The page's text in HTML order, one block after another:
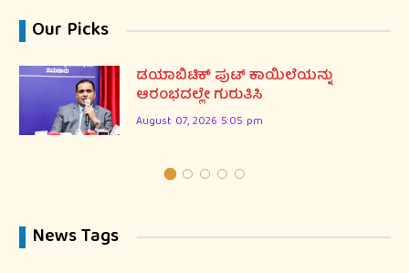
Our Picks
ಡಯಾಬಿಟಿಕ್ ಪುಟ್ ಕಾಯಿಲೆಯನ್ನು
ಆರಂಭದಲ್ಲೇ ಗುರುತಿಸಿ
August 07, 2026 5:05 pm
News Tags